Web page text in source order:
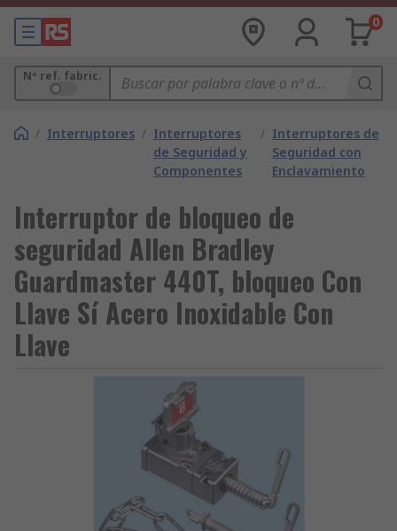
0
Nº ref. fabric.
/ Interruptores / Interruptores
de Seguridad y
Componentes
/ Interruptores de
Seguridad con
Enclavamiento
Interruptor de bloqueo de
seguridad Allen Bradley
Guardmaster 440T, bloqueo Con
Llave Sí Acero Inoxidable Con
Llave